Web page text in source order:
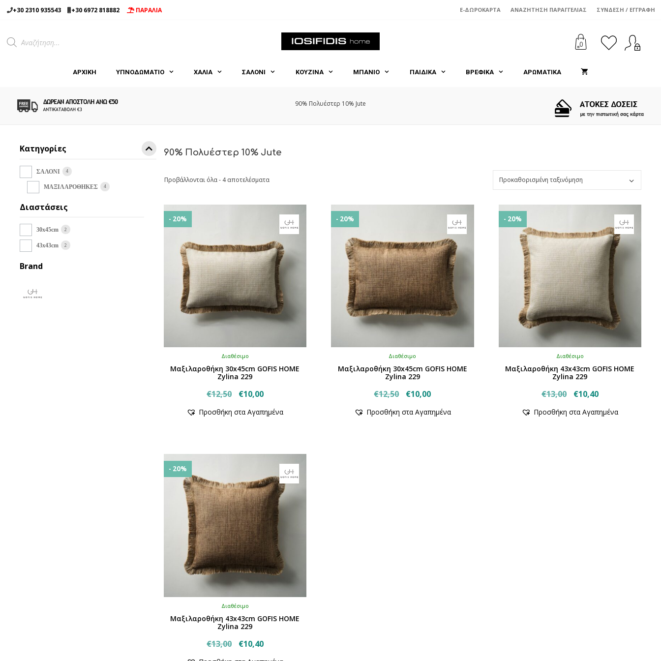
Μετάβαση
σε
+30 2310 935543 +30 6972 818882 ΠΑΡΑΛΙΑ E-ΔΩΡΟΚΆΡΤΑ ΑΝΑΖΉΤΗΣΗ ΠΑΡΑΓΓΕΛΊΑΣ ΣΎΝΔΕΣΗ / ΕΓΓΡΑΦΉ
Products
search 0
ΑΡΧΙΚΉ ΥΠΝΟΔΩΜΑΤΙΟ ΧΑΛΙΑ ΣΑΛΟΝΙ ΚΟΥΖΙΝΑ ΜΠΑΝΙΟ ΠΑΙΔΙΚΑ ΒΡΕΦΙΚΑ ΑΡΩΜΑΤΙΚΑ
90% Πολυέστερ 10% Jute
90% Πολυέστερ 10% Jute
Προβάλλονται όλα - 4 αποτελέσματα
- 20%
Διαθέσιμο
Μαξιλαροθήκη 30x45cm GOFIS HOME
Zylina 229
€12,50
Original
was:
€10,00Η
τιμή
Προσθήκη στα Αγαπημένα
- 20%
Διαθέσιμο
Μαξιλαροθήκη 30x45cm GOFIS HOME
Zylina 229
€12,50
Original
was:
€10,00Η
τιμή
Προσθήκη στα Αγαπημένα
- 20%
Διαθέσιμο
Μαξιλαροθήκη 43x43cm GOFIS HOME
Zylina 229
€13,00
Original
was:
€10,40Η
τιμή
Προσθήκη στα Αγαπημένα
- 20%
Διαθέσιμο
Μαξιλαροθήκη 43x43cm GOFIS HOME
Zylina 229
€13,00
Original
€10,40Η
Κατηγορίες
ΣΑΛΟΝΙ 4
ΜΑΞΙΛΑΡΟΘΗΚΕΣ 4
Διαστάσεις
30x45cm 2
43x43cm 2
Brand